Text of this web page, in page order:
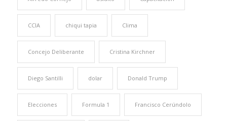
CCIA chiqui tapia Clima
Concejo Deliberante Cristina Kirchner
Diego Santilli dolar Donald Trump
Elecciones Formula 1 Francisco Cerúndolo